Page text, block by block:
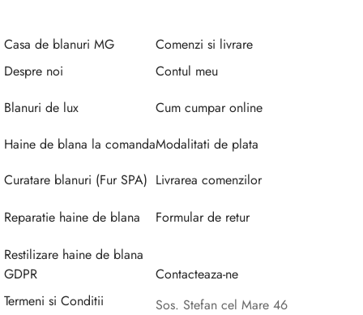
Casa de blanuri MG
Despre noi
Blanuri de lux
Haine de blana la comanda
Curatare blanuri (Fur SPA)
Reparatie haine de blana
Restilizare haine de blana
Comenzi si livrare
Contul meu
Cum cumpar online
Modalitati de plata
Livrarea comenzilor
Formular de retur
GDPR
Termeni si Conditii
Contacteaza-ne
Sos. Stefan cel Mare 46